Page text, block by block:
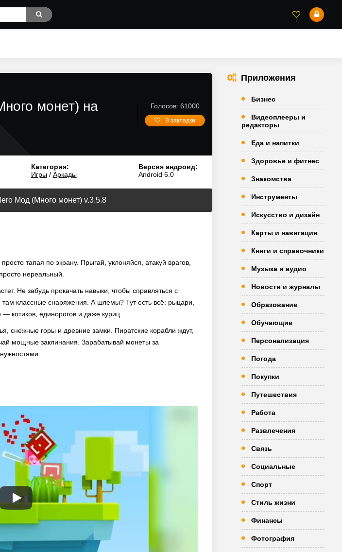
монет) на
Голосов: 61000
В закладки
Категория:
Игры/ Аркады
Версия андроид:
Android 6.0
Мод (Много монет) v.3.5.8
тапая по экрану. Прыгай, уклоняйся, атакуй врагов,
нереальный.
Не забудь прокачать навыки, чтобы справляться с
классные снаряжения. А шлемы? Тут есть всё: рыцари,
котиков, единорогов и даже куриц.
снежные горы и древние замки. Пиратские корабли ждут,
мощные заклинания. Зарабатывай монеты за
Приложения
Бизнес
Видеоплееры и
редакторы
Еда и напитки
Здоровье и фитнес
Знакомства
Инструменты
Искусство и дизайн
Карты и навигация
Книги и справочники
Музыка и аудио
Новости и журналы
Образование
Обучающие
Персонализация
Погода
Покупки
Путешествия
Работа
Развлечения
Связь
Социальные
Спорт
Стиль жизни
Финансы
Фотография